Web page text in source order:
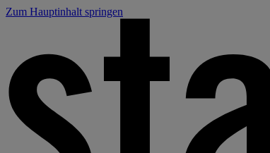
Zum Hauptinhalt springen